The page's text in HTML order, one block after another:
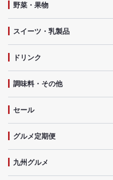
野菜・果物
スイーツ・乳製品
ドリンク
調味料・その他
セール
グルメ定期便
九州グルメ